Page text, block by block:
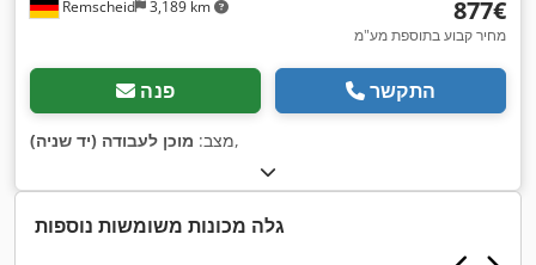
Remscheid 3,189 km ‏877 ‏€
מחיר קבוע בתוספת מע"מ
פנה התקשר
מצב: מוכן לעבודה (יד שניה) ,
גלה מכונות משומשות נוספות